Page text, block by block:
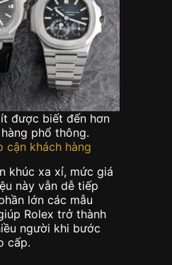
được biết đến hơn
phổ thông.
cận khách hàng
khúc xa xỉ, mức giá
này vẫn dễ tiếp
lớn các mẫu
Rolex trở thành
người khi bước
cấp.